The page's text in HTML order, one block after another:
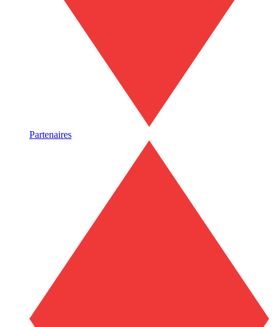
Partenaires